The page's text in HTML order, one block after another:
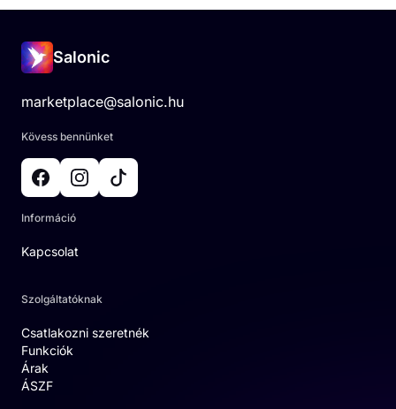
Salonic
marketplace@salonic.hu
Kövess bennünket
Információ
Kapcsolat
Szolgáltatóknak
Csatlakozni szeretnék
Funkciók
Árak
ÁSZF